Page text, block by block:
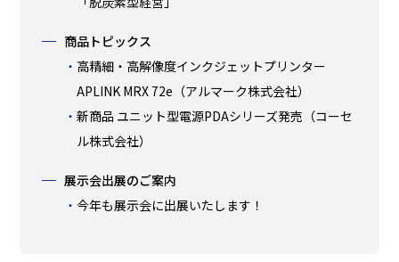
商品トピックス
高精細・高解像度インクジェットプリンター
APLINK MRX 72e（アルマーク株式会社）
新商品 ユニット型電源PDAシリーズ発売（コーセ
ル株式会社）
展示会出展のご案内
今年も展示会に出展いたします！